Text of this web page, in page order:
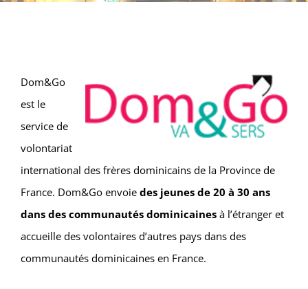
Dom&Go
est le
service de
volontariat
international des frères dominicains de la Province de
France. Dom&Go envoie des jeunes de 20 à 30 ans
dans des communautés dominicainesà l’étranger et
accueille des volontaires d’autres pays dans des
communautés dominicaines en France.